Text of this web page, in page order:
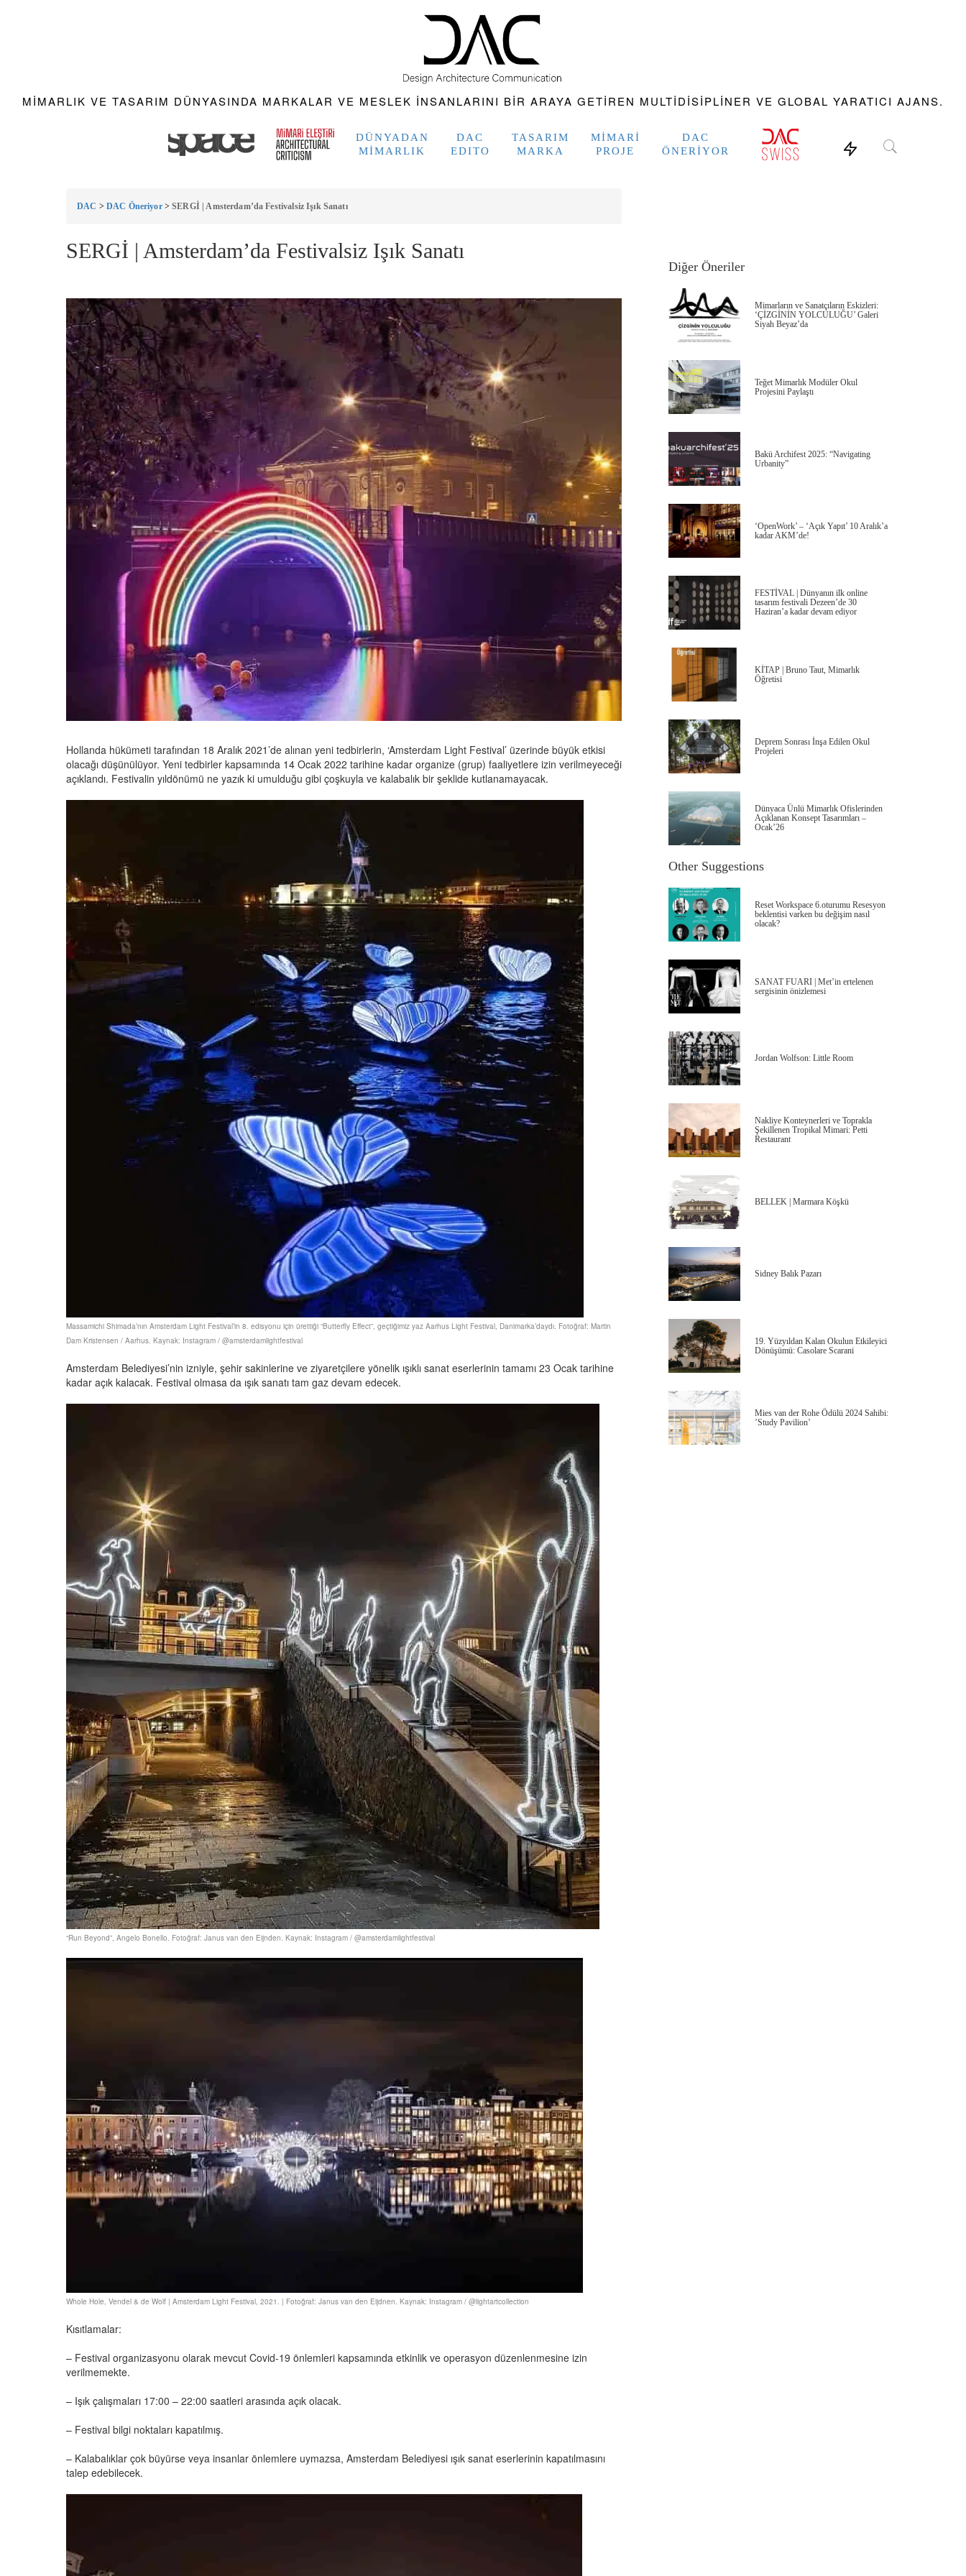
MIMARLIK VE TASARIM DÜNYASINDA MARKALAR VE MESLEK INSANLARINI BIR ARAYA GETIREN MULTIDISIPLINER VE GLOBAL YARATICI AJANS.
DÜNYADAN
MIMARLIK
DAC
EDITO
TASARIM
MARKA
MIMARI
PROJE
DAC
ÖNERIYOR
DAC > DAC Öneriyor>SERGİ | Amsterdam’da Festivalsiz Işık Sanatı
SERGİ | Amsterdam’da Festivalsiz Işık Sanatı
Hollanda hükümeti tarafından 18 Aralık 2021’de alınan yeni tedbirlerin, ‘Amsterdam Light Festival’ üzerinde büyük etkisi
olacağı düşünülüyor. Yeni tedbirler kapsamında 14 Ocak 2022 tarihine kadar organize (grup) faaliyetlere izin verilmeyeceği
açıklandı. Festivalin yıldönümü ne yazık ki umulduğu gibi çoşkuyla ve kalabalık bir şeklide kutlanamayacak.
Massamichi Shimada’nın Amsterdam Light Festival’in 8. edisyonu için ürettiği “Butterfly Effect”, geçtiğimiz yaz Aarhus Light Festival, Danimarka’daydı. Fotoğraf: Martin
Dam Kristensen / Aarhus. Kaynak: Instagram / @amsterdamlightfestival
Amsterdam Belediyesi’nin izniyle, şehir sakinlerine ve ziyaretçilere yönelik ışıklı sanat eserlerinin tamamı 23 Ocak tarihine
kadar açık kalacak. Festival olmasa da ışık sanatı tam gaz devam edecek.
“Run Beyond”, Angelo Bonello. Fotoğraf: Janus van den Eijnden. Kaynak: Instagram / @amsterdamlightfestival
Whole Hole, Vendel & de Wolf | Amsterdam Light Festival, 2021. | Fotoğraf: Janus van den Eijdnen. Kaynak: Instagram / @lightartcollection
Kısıtlamalar:
– Festival organizasyonu olarak mevcut Covid-19 önlemleri kapsamında etkinlik ve operasyon düzenlenmesine izin
verilmemekte.
– Işık çalışmaları 17:00 – 22:00 saatleri arasında açık olacak.
– Festival bilgi noktaları kapatılmış.
– Kalabalıklar çok büyürse veya insanlar önlemlere uymazsa, Amsterdam Belediyesi ışık sanat eserlerinin kapatılmasını
talep edebilecek.
Diğer Öneriler
Mimarların ve Sanatçıların Eskizleri:
‘ÇİZGİNİN YOLCULUĞU’ Galeri
Siyah Beyaz’da
Teğet Mimarlık Modüler Okul
Projesini Paylaştı
Bakü Archifest 2025: “Navigating
Urbanity”
‘OpenWork’ – ‘Açık Yapıt’ 10 Aralık’a
kadar AKM’de!
FESTİVAL | Dünyanın ilk online
tasarım festivali Dezeen’de 30
Haziran’a kadar devam ediyor
KİTAP | Bruno Taut, Mimarlık
Öğretisi
Deprem Sonrası İnşa Edilen Okul
Projeleri
Dünyaca Ünlü Mimarlık Ofislerinden
Açıklanan Konsept Tasarımları –
Ocak’26
Other Suggestions
Reset Workspace 6.oturumu Resesyon
beklentisi varken bu değişim nasıl
olacak?
SANAT FUARI | Met’in ertelenen
sergisinin önizlemesi
Jordan Wolfson: Little Room
Nakliye Konteynerleri ve Toprakla
Şekillenen Tropikal Mimari: Petti
Restaurant
BELLEK | Marmara Köşkü
Sidney Balık Pazarı
19. Yüzyıldan Kalan Okulun Etkileyici
Dönüşümü: Casolare Scarani
Mies van der Rohe Ödülü 2024 Sahibi:
’Study Pavilion’